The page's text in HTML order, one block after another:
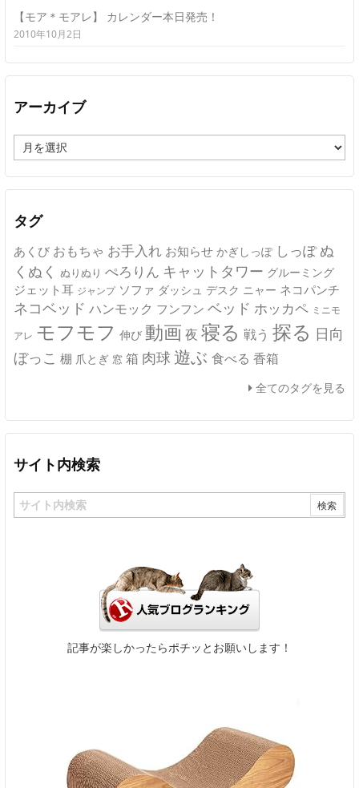
【モア＊モアレ】 カレンダー本日発売！
2010年10月2日
アーカイブ
ー
カ
イ
タグ
あくび おもちゃ お手入れ お知らせ かぎしっぽ しっぽ ぬ
くぬく ぬりぬり ぺろりん キャットタワー グルーミング
ジェット耳 ジャンプ ソファ ダッシュ デスク ニャー ネコパンチ
ネコベッド ハンモック フンフン ベッド ホッカペ ミニモ
アレ モフモフ 伸び 動画 夜 寝る 戦う 探る 日向
ぼっこ 棚 爪とぎ 窓 箱 肉球 遊ぶ 食べる 香箱
全てのタグを見る
サイト内検索
記事が楽しかったらポチッとお願いします！